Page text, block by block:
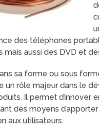
des téléphones
mais aussi des DVD et
sa forme ou sous
un rôle majeur dans le
Il permet d’innover
des moyens
aux utilisateurs.